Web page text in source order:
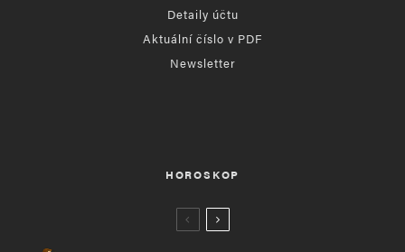
Detaily účtu
Aktuální číslo v PDF
Newsletter
HOROSKOP